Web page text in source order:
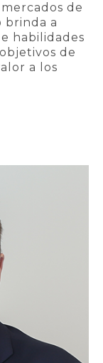
de
brinda a
habilidades
de
a los